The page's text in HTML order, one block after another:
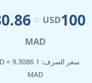
100
USD
=
930.86
MAD
سعر الصرف: 1 USD = 9.3086